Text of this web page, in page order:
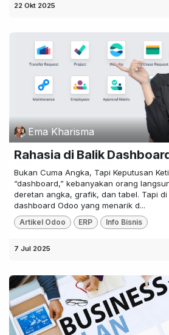
22 Okt 2025
Ema Kharisma
Rahasia di Balik
Bukan Cuma Angka, Tapi Keputusan
“dashboard,” kebanyakan orang
deretan angka, grafik, dan tabel. Tapi
dashboard Odoo yang menarik d...
Artikel Odoo ERP Info Bisnis
7 Jul 2025